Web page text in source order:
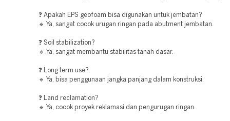
❓ Apakah EPS geofoam bisa digunakan untuk jembatan?
🔹 Ya, sangat cocok urugan ringan pada abutment jembatan.
❓ Soil stabilization?
🔹 Ya, sangat membantu stabilitas tanah dasar.
❓ Long term use?
🔹 Ya, bisa penggunaan jangka panjang dalam konstruksi.
❓ Land reclamation?
🔹 Ya, cocok proyek reklamasi dan pengurugan ringan.